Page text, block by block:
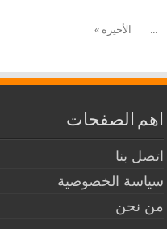
...
الأخيرة »
اهم الصفحات
اتصل بنا
سياسة الخصوصية
من نحن